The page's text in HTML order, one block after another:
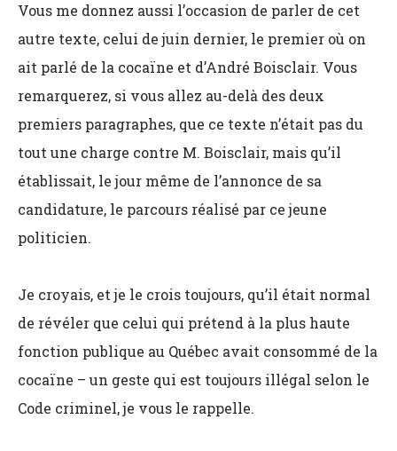
Vous me donnez aussi l’occasion de parler de cet
autre texte, celui de juin dernier, le premier où on
ait parlé de la cocaïne et d’André Boisclair. Vous
remarquerez, si vous allez au-delà des deux
premiers paragraphes, que ce texte n’était pas du
tout une charge contre M. Boisclair, mais qu’il
établissait, le jour même de l’annonce de sa
candidature, le parcours réalisé par ce jeune
politicien.
Je croyais, et je le crois toujours, qu’il était normal
de révéler que celui qui prétend à la plus haute
fonction publique au Québec avait consommé de la
cocaïne – un geste qui est toujours illégal selon le
Code criminel, je vous le rappelle.